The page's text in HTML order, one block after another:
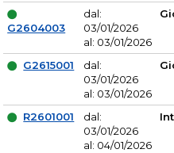
G2604003
dal:
03/01/2026
al: 03/01/2026
G2615001
dal:
03/01/2026
al: 03/01/2026
R2601001
dal:
03/01/2026
al: 04/01/2026